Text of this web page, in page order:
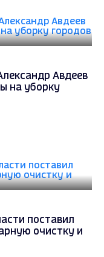
Авдеев
на уборку
поставил
очистку и